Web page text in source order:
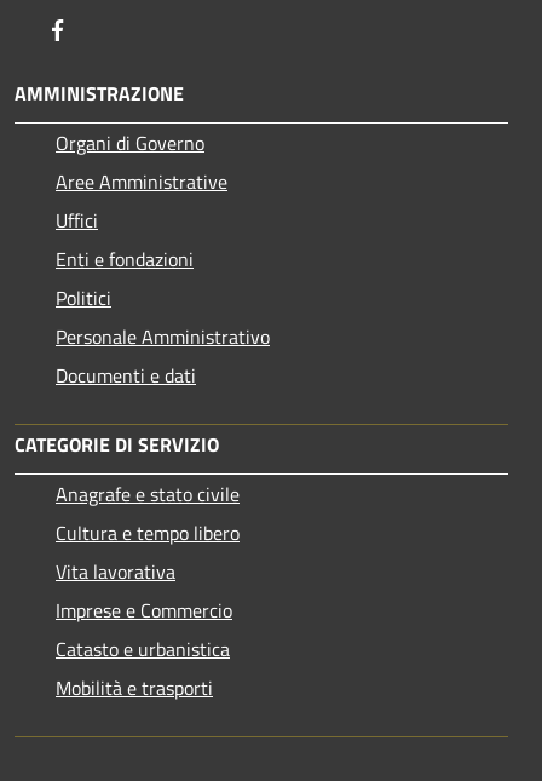
AMMINISTRAZIONE
Organi di Governo
Aree Amministrative
Uffici
Enti e fondazioni
Politici
Personale Amministrativo
Documenti e dati
CATEGORIE DI SERVIZIO
Anagrafe e stato civile
Cultura e tempo libero
Vita lavorativa
Imprese e Commercio
Catasto e urbanistica
Mobilità e trasporti